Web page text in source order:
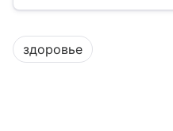
промышленностью,
наследием,
здоровье